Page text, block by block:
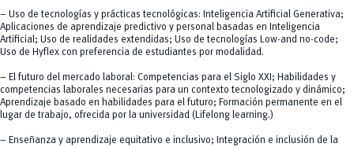
– Uso de tecnologías y prácticas tecnológicas: Inteligencia Artificial Generativa;
Aplicaciones de aprendizaje predictivo y personal basadas en Inteligencia
Artificial; Uso de realidades extendidas; Uso de tecnologías Low-and no-code;
Uso de Hyflex con preferencia de estudiantes por modalidad.
– El futuro del mercado laboral: Competencias para el Siglo XXI; Habilidades y
competencias laborales necesarias para un contexto tecnologizado y dinámico;
Aprendizaje basado en habilidades para el futuro; Formación permanente en el
lugar de trabajo, ofrecida por la universidad (Lifelong learning.)
– Enseñanza y aprendizaje equitativo e inclusivo; Integración e inclusión de la